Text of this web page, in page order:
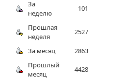
За
неделю
101
Прошлая
неделя
2527
За месяц
2863
Прошлый
месяц
4428